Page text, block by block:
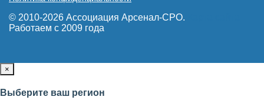
© 2010-2026 Ассоциация Арсенал-СРО.
Работаем с 2009 года
×
Выберите ваш регион